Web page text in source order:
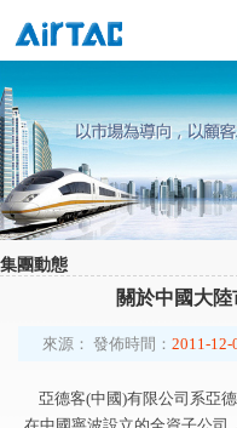
集團動態
關於中國大
來源： 發佈時間： 2011-12-
亞德客(中國)有限公司系亞